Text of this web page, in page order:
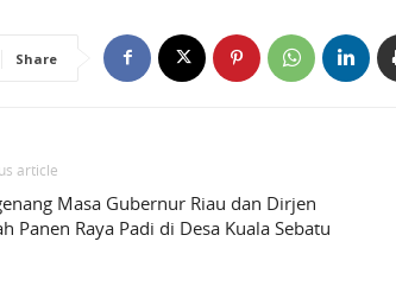
Share
article
Masa Gubernur Riau dan Dirjen
Panen Raya Padi di Desa Kuala Sebatu